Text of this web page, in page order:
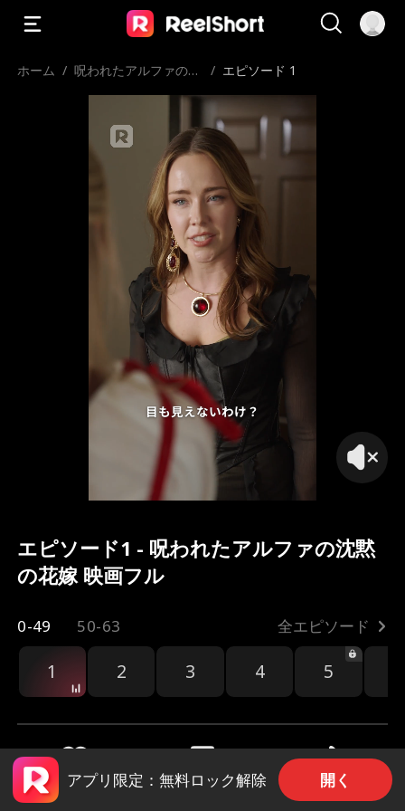
ホーム / 呪われたアルファの沈
/ エピソード 1
目も見えないわけ？
エピソード1 - 呪われたアルファの沈黙
の花嫁 映画フル
0-49 50-63 全エピソード
1 2 3 4 5
6.5k 67.3k 共有
アプリ限定：無料ロック解除 開く